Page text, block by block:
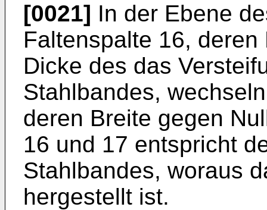
[0021] In der Ebene
Faltenspalte 16,
Dicke des das
Stahlbandes,
deren Breite gegen
16 und 17 entspricht
Stahlbandes, woraus
hergestellt ist.